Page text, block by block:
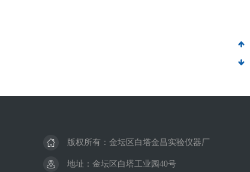
版权所有：金坛区白塔金昌实验仪器厂
地址：金坛区白塔工业园40号